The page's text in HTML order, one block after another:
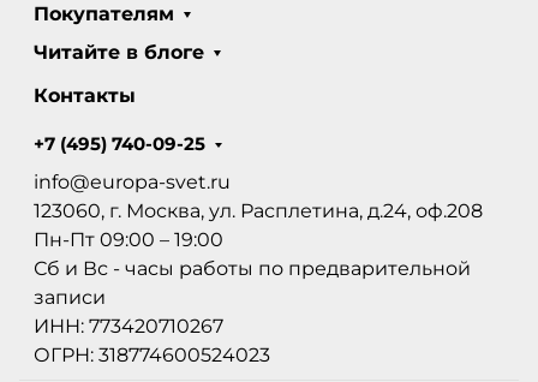
Покупателям
Читайте в блоге
Контакты
+7 (495) 740-09-25
info@europa-svet.ru
123060, г. Москва, ул. Расплетина, д.24, оф.208
Пн-Пт 09:00 – 19:00
Сб и Вс - часы работы по предварительной
записи
ИНН: 773420710267
ОГРН: 318774600524023